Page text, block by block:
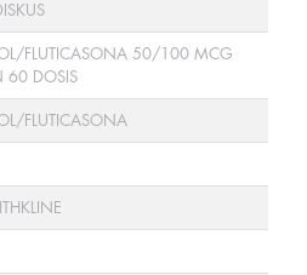
FLUTICASONA 50/100 MCG
60 DOSIS
FLUTICASONA